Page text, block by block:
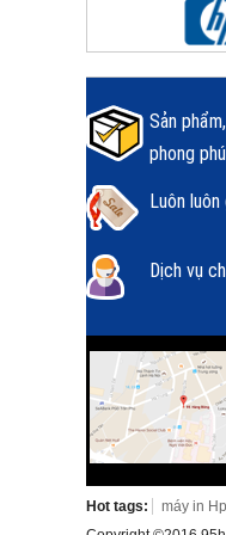
Sản
phong phú
Luôn
Dịch vụ
Hot tags: máy in Hp